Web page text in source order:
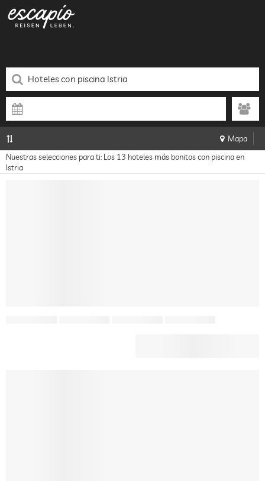
Mapa
Nuestras selecciones para ti: Los 13 hoteles más bonitos con piscina en
Istria